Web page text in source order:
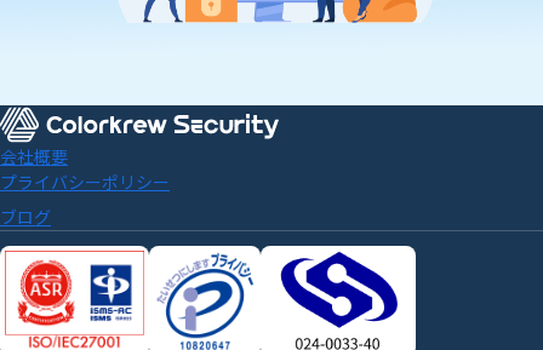
会社概要
プライバシーポリシー
ブログ